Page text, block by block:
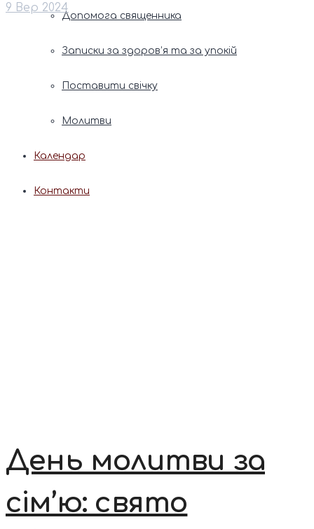
Допомога священника
Записки за здоров’я та за упокій
Поставити свічку
Молитви
Календар
Контакти
9 Вер 2024
День молитви за
сім’ю: свято